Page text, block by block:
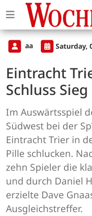
aa Saturday,
Eintracht
Schluss
Im Auswärtsspiel
Südwest bei der
Eintracht Trier in
Pille schlucken.
zehn Spieler die
und durch Daniel
erzielte Dave
Ausgleichstreffer.